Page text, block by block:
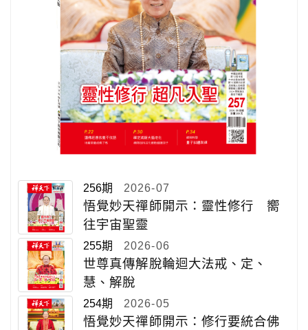
256期 2026-07
悟覺妙天禪師開示：靈性修行 嚮
往宇宙聖靈
255期 2026-06
世尊真傳解脫輪迴大法戒、定、
慧、解脫
254期 2026-05
悟覺妙天禪師開示：修行要統合佛